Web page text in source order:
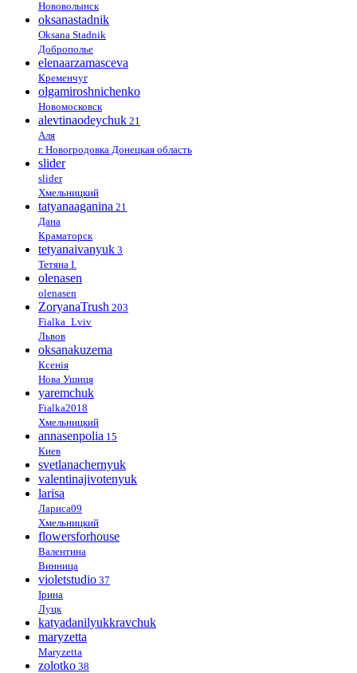
Нововолынск
oksanastadnik
Oksana Stadnik
Доброполье
elenaarzamasceva
Кременчуг
olgamiroshnichenko
Новомосковск
alevtinaodeychuk 21
Аля
г. Новогродовка Донецкая область
slider
slider
Хмельницкий
tatyanaaganina 21
Дана
Краматорск
tetyanaivanyuk 3
Тетяна І.
olenasen
olenasen
ZoryanaTrush 203
Fialka_Lviv
Львов
oksanakuzema
Ксенія
Нова Ушиця
yaremchuk
Fialka2018
Хмельницкий
annasenpolia 15
Киев
svetlanachernyuk
valentinajivotenyuk
larisa
Лариса09
Хмельницкий
flowersforhouse
Валентина
Винница
violetstudio 37
Ірина
Луцк
katyadanilyukkravchuk
maryzetta
Maryzetta
zolotko 38